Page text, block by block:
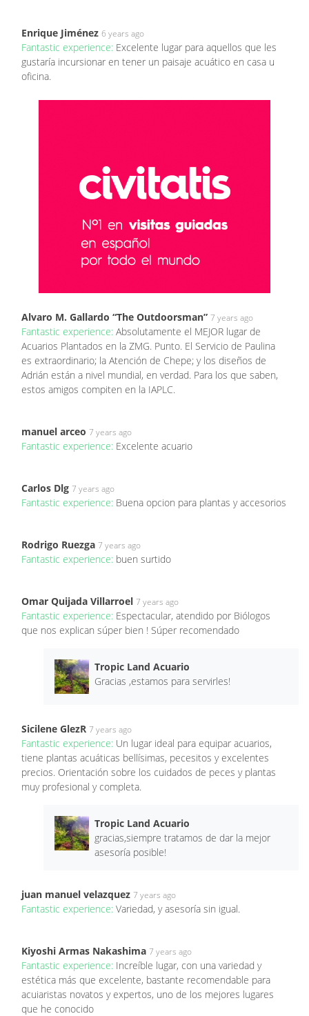
Enrique Jiménez 6 years ago
Fantastic experience: Excelente lugar para aquellos que les
gustaría incursionar en tener un paisaje acuático en casa u
oficina.
Alvaro M. Gallardo “The Outdoorsman” 7 years ago
Fantastic experience: Absolutamente el MEJOR lugar de
Acuarios Plantados en la ZMG. Punto. El Servicio de Paulina
es extraordinario; la Atención de Chepe; y los diseños de
Adrián están a nivel mundial, en verdad. Para los que saben,
estos amigos compiten en la IAPLC.
manuel arceo 7 years ago
Fantastic experience: Excelente acuario
Carlos Dlg 7 years ago
Fantastic experience: Buena opcion para plantas y accesorios
Rodrigo Ruezga 7 years ago
Fantastic experience: buen surtido
Omar Quijada Villarroel 7 years ago
Fantastic experience: Espectacular, atendido por Biólogos
que nos explican súper bien ! Súper recomendado
Tropic Land Acuario
Gracias ,estamos para servirles!
Sicilene GlezR 7 years ago
Fantastic experience: Un lugar ideal para equipar acuarios,
tiene plantas acuáticas bellísimas, pecesitos y excelentes
precios. Orientación sobre los cuidados de peces y plantas
muy profesional y completa.
Tropic Land Acuario
gracias,siempre tratamos de dar la mejor
asesoría posible!
juan manuel velazquez 7 years ago
Fantastic experience: Variedad, y asesoría sin igual.
Kiyoshi Armas Nakashima 7 years ago
Fantastic experience: Increíble lugar, con una variedad y
estética más que excelente, bastante recomendable para
acuiaristas novatos y expertos, uno de los mejores lugares
que he conocido